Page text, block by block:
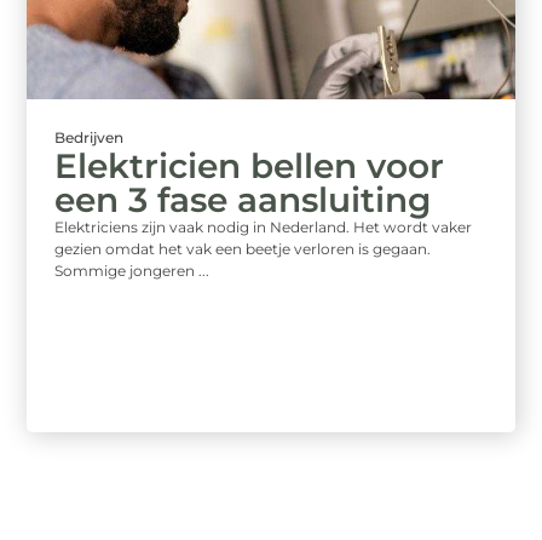
Bedrijven
Elektricien bellen voor
een 3 fase aansluiting
Elektriciens zijn vaak nodig in Nederland. Het wordt vaker
gezien omdat het vak een beetje verloren is gegaan.
Sommige jongeren ...